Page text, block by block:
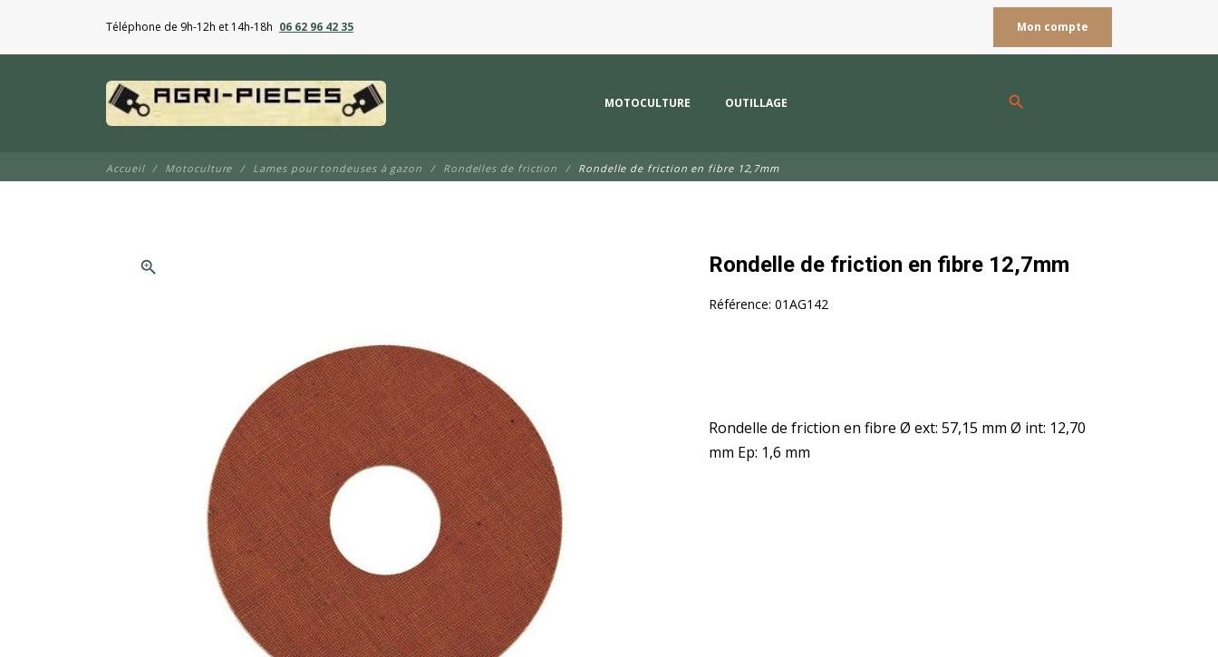
Téléphone de 9h-12h et 14h-18h 06 62 96 42 35 Mon compte
MOTOCULTURE OUTILLAGE search
Accueil Motoculture Lames pour tondeuses à gazon Rondelles de friction Rondelle de friction en fibre 12,7mm
zoom_in Rondelle de friction en fibre 12,7mm
Référence: 01AG142
Rondelle de friction en fibre Ø ext: 57,15 mm Ø int: 12,70
mm Ep: 1,6 mm